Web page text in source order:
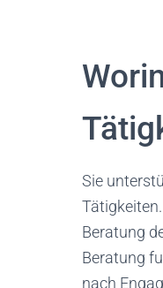
Sie
Beratung
Beratung
nach